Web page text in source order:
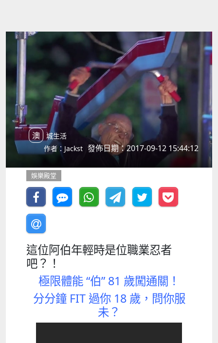
澳城生活
作者：Jackst 發佈日期：2017-09-12 15:44:12
娛樂殿堂
這位阿伯年輕時是位職業忍者
吧？！
極限體能 “伯” 81 歲闖通關！
分分鐘 FIT 過你 18 歲，問你服
未？